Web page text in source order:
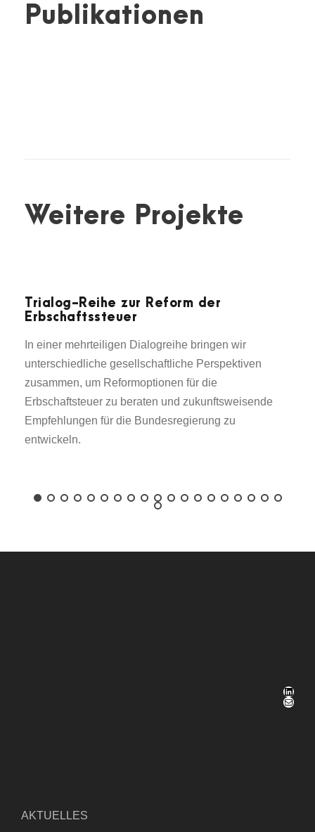
Publikationen
Weitere Projekte
Trialog-Reihe zur Reform der
Erbschaftssteuer
In einer mehrteiligen Dialogreihe bringen wir
unterschiedliche gesellschaftliche Perspektiven
zusammen, um Reformoptionen für die
Erbschaftsteuer zu beraten und zukunftsweisende
Empfehlungen für die Bundesregierung zu
entwickeln.
LinkedIn
E-Mail
AKTUELLES